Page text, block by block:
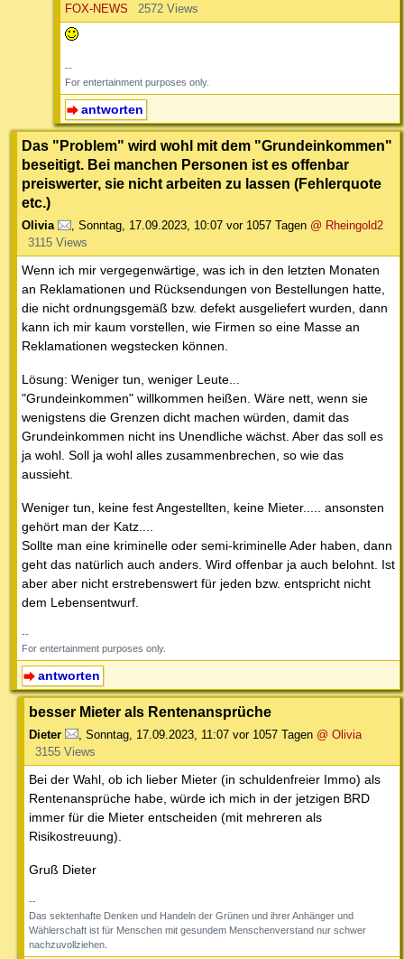
FOX-NEWS 2572 Views
--
For entertainment purposes only.
antworten
Das "Problem" wird wohl mit dem "Grundeinkommen"
beseitigt. Bei manchen Personen ist es offenbar
preiswerter, sie nicht arbeiten zu lassen (Fehlerquote
etc.)
Olivia , Sonntag, 17.09.2023, 10:07 vor 1057 Tagen @ Rheingold2
3115 Views
Wenn ich mir vergegenwärtige, was ich in den letzten Monaten
an Reklamationen und Rücksendungen von Bestellungen hatte,
die nicht ordnungsgemäß bzw. defekt ausgeliefert wurden, dann
kann ich mir kaum vorstellen, wie Firmen so eine Masse an
Reklamationen wegstecken können.
Lösung: Weniger tun, weniger Leute...
"Grundeinkommen" willkommen heißen. Wäre nett, wenn sie
wenigstens die Grenzen dicht machen würden, damit das
Grundeinkommen nicht ins Unendliche wächst. Aber das soll es
ja wohl. Soll ja wohl alles zusammenbrechen, so wie das
aussieht.
Weniger tun, keine fest Angestellten, keine Mieter..... ansonsten
gehört man der Katz....
Sollte man eine kriminelle oder semi-kriminelle Ader haben, dann
geht das natürlich auch anders. Wird offenbar ja auch belohnt. Ist
aber aber nicht erstrebenswert für jeden bzw. entspricht nicht
dem Lebensentwurf.
--
For entertainment purposes only.
antworten
besser Mieter als Rentenansprüche
Dieter Sonntag, 17.09.2023, 11:07 vor 1057 Tagen @ Olivia
3155 Views
Bei der Wahl, ob ich lieber Mieter (in schuldenfreier Immo) als
Rentenansprüche habe, würde ich mich in der jetzigen BRD
immer für die Mieter entscheiden (mit mehreren als
Risikostreuung).
Gruß Dieter
--
Das sektenhafte Denken und Handeln der Grünen und ihrer Anhänger und
Wählerschaft ist für Menschen mit gesundem Menschenverstand nur schwer
nachzuvollziehen.